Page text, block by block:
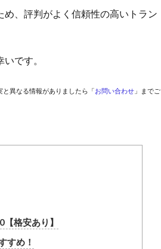
め、評判がよく信頼性の高いトラン
です。
と異なる情報がありましたら「お問い合わせ 」までご
格安あり】
すめ！